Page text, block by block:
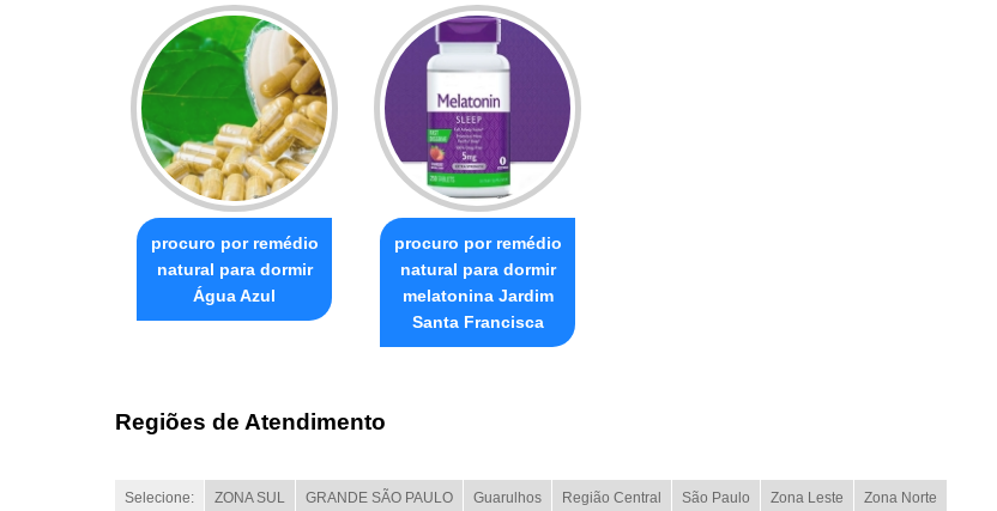
procuro por remédio
natural para dormir
Água Azul
procuro por remédio
natural para dormir
melatonina Jardim
Santa Francisca
Regiões de Atendimento
Selecione: ZONA SUL GRANDE SÃO PAULO Guarulhos Região Central São Paulo Zona Leste Zona Norte